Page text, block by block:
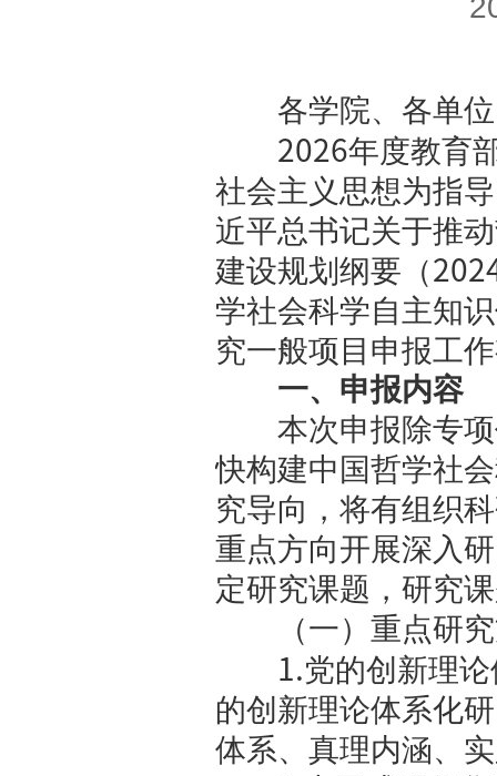
南京大
各学院
2026
社会主义
近平总书
建设规划
学社会科
究一般项
一、
本次申报